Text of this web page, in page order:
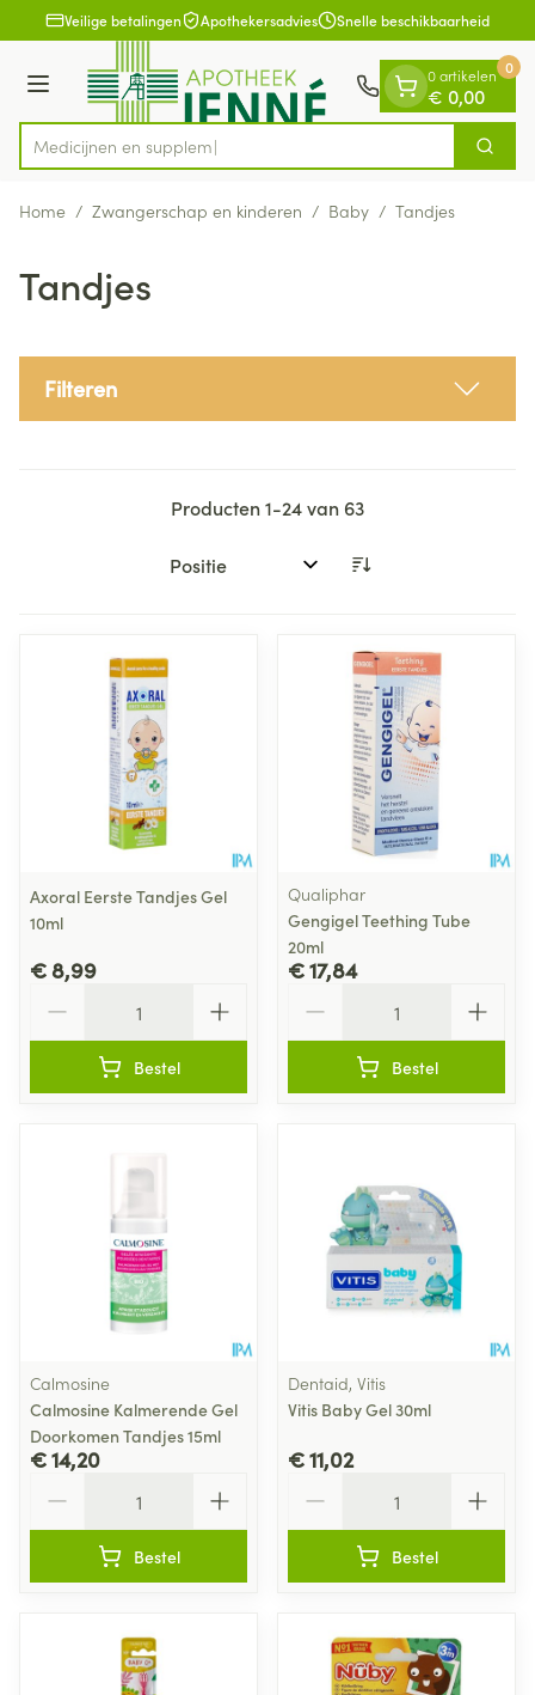
Ga naar de inhoud
1 van 1Veilige betalingen Apothekersadvies Snelle beschikbaarheid
Menu
Product, merk, categorie...
Me Zoek
0 artikelen
€ 0,00
0
Home / Zwangerschap en kinderen / Baby / Tandjes
Tandjes
Filteren
Producten1-24van 63
Sorteer op:
Axoral Eerste Tandjes Gel
10ml
€ 8,99
Bestel
Qualiphar
Gengigel Teething Tube
20ml
€ 17,84
Bestel
Calmosine
Calmosine Kalmerende Gel
Doorkomen Tandjes 15ml
€ 14,20
Bestel
Dentaid, Vitis
Vitis Baby Gel 30ml
€ 11,02
Bestel